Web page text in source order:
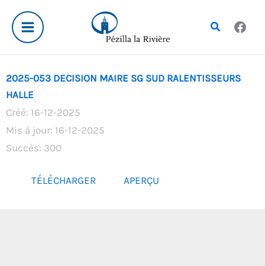
contenu
Rechercher
2025-053 DECISION MAIRE SG SUD RALENTISSEURS
HALLE
Créé: 16-12-2025
Mis à jour: 16-12-2025
Succès: 300
TÉLÉCHARGER APERÇU